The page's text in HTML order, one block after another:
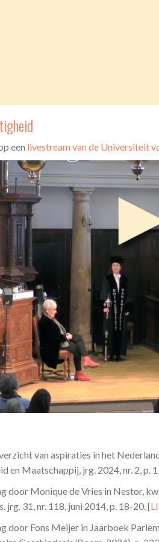
een livestream van de Universiteit
van aspiraties in het
en Maatschappij, jrg. 2024, nr. 2, p.
door Monique de Vries in Nestor,
jrg. 31, nr. 118, juni 2014, p. 18-20. [
door Fons Meijer in Jaarboek